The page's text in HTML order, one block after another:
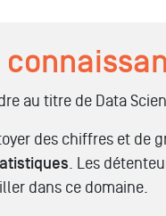
au titre de Data
des chiffres et de
. Les
dans ce domaine.